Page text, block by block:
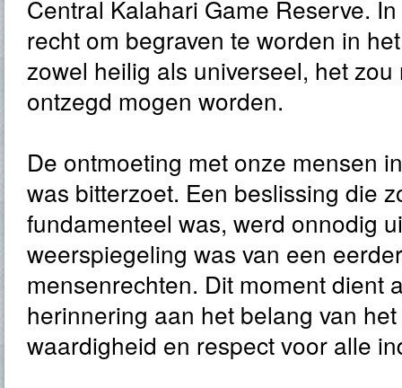
Central Kalahari Game Reserve.
recht om begraven te worden in
zowel heilig als universeel, het
ontzegd mogen worden.
De ontmoeting met onze mensen
was bitterzoet. Een beslissing die
fundamenteel was, werd onnodig
weerspiegeling was van een
mensenrechten. Dit moment dient
herinnering aan het belang van
waardigheid en respect voor alle